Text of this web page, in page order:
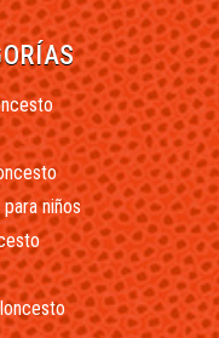
niños